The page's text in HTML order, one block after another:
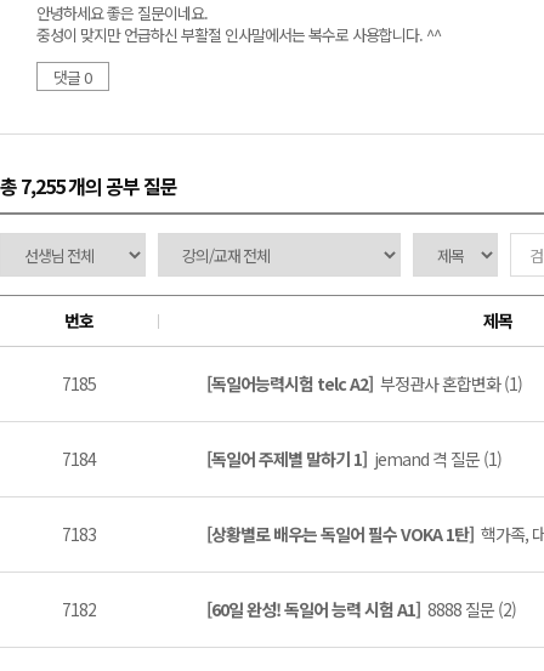
안녕하세요 좋은 질문이네요.
중성이 맞지만 언급하신 부활절 인사말에서는 복수로 사용합니다. ^^
댓글 0
총 7,255 개의 공부 질문
번호 제목
7185 [독일어능력시험 telc A2] 부정관사 혼합변화 (1)
7184 [독일어 주제별 말하기 1] jemand 격 질문 (1)
7183 [상황별로 배우는 독일어 필수 VOKA 1탄] 핵가족,
7182 [60일 완성! 독일어 능력 시험 A1] 8888 질문 (2)